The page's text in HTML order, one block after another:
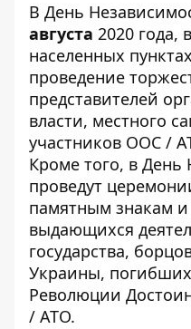
В День
августа 2020 года,
населенных
проведение
представителей
власти, местного
участников ООС /
Кроме того, в День
проведут
памятным знакам
выдающихся
государства,
Украины,
Революции
/ АТО.